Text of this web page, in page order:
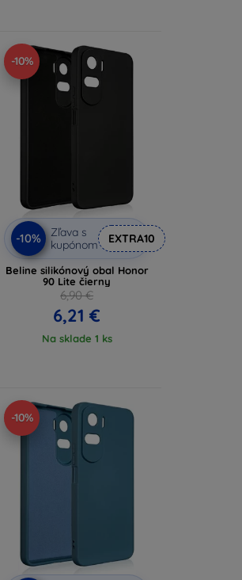
-10%
-10%
Zľava s
kupónom
EXTRA10
Beline silikónový obal Honor
90 Lite čierny
6,90 €
6,21 €
Na sklade 1 ks
-10%